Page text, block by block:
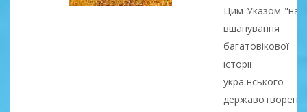
Цим Указом "на
вшанування
багатовікової
історії
українського